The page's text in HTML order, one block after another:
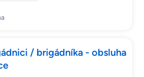
/ brigádníka - obsluha